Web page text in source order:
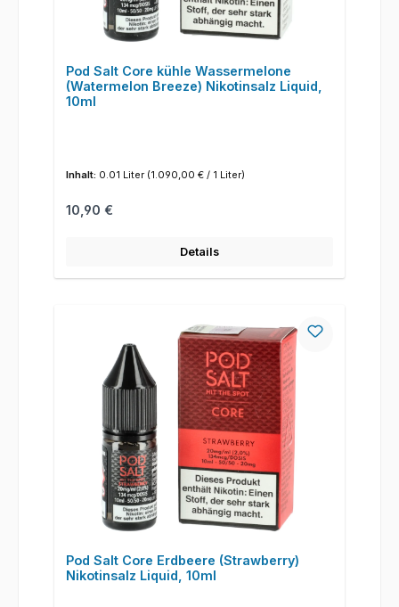
Pod Salt Core kühle Wassermelone
(Watermelon Breeze) Nikotinsalz Liquid,
10ml
Inhalt: 0.01 Liter (1.090,00 € / 1 Liter)
Regulärer Preis:
10,90 €
Details
Pod Salt Core Erdbeere (Strawberry)
Nikotinsalz Liquid, 10ml